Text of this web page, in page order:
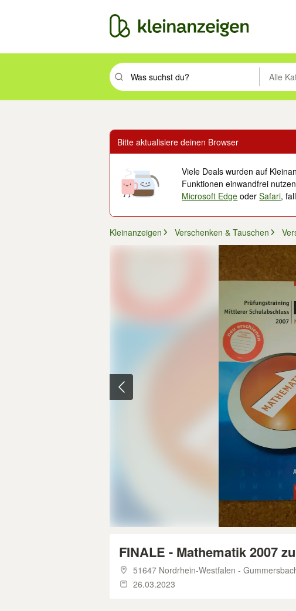
Suchbegriff eingeben. Eingabetaste drücken um
Alle
Bitte aktualisiere deinen Browser
Viele Deals wurden auf
Funktionen einwandfrei
Microsoft Edge oderSafari,
Kleinanzeigen Verschenken & Tauschen
FINALE - Mathematik 2007
51647 Nordrhein-Westfalen -
26.03.2023